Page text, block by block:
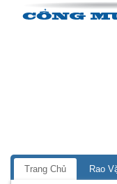
Trang Chủ Rao